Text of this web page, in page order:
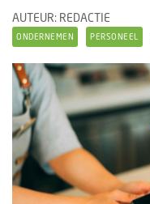
Nieuwe lunchrooms
Columns
Groots ondernemen
AUTEUR: REDACTIE
ONDERNEMEN PERSONEEL